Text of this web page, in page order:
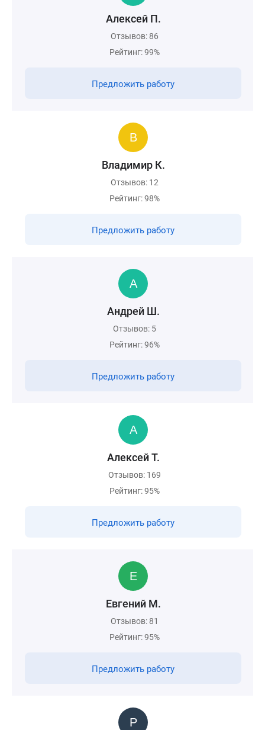
Алексей П.
Отзывов: 86
Рейтинг: 99%
Предложить работу
Владимир К.
Отзывов: 12
Рейтинг: 98%
Предложить работу
Андрей Ш.
Отзывов: 5
Рейтинг: 96%
Предложить работу
Алексей Т.
Отзывов: 169
Рейтинг: 95%
Предложить работу
Евгений М.
Отзывов: 81
Рейтинг: 95%
Предложить работу